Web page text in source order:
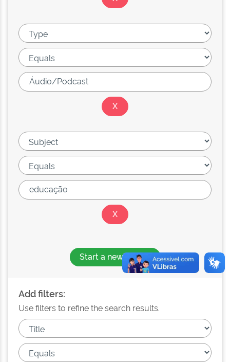
Start a new search
Add filters:
Use filters to refine the search results.